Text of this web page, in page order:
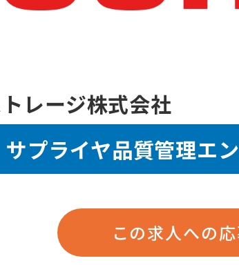
レージ株式会社
プライヤ品質管理エ
この求人への